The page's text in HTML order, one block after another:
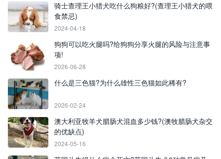
骑士查理王小猎犬吃什么狗粮好?(查理王小猎犬的喂
食禁忌)
2024-04-18
狗狗可以吃火腿吗?给狗狗分享火腿的风险与注意事
项!
2026-06-28
什么是三色猫?为什么雄性三色猫如此稀有?
2026-02-24
澳大利亚牧羊犬腊肠犬混血多少钱?(澳牧腊肠犬杂交
的优缺点)
2024-05-16